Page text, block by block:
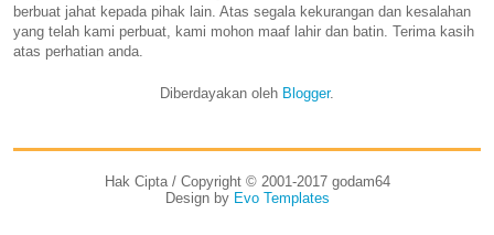
berbuat jahat kepada pihak lain. Atas segala kekurangan dan kesalahan
yang telah kami perbuat, kami mohon maaf lahir dan batin. Terima kasih
atas perhatian anda.
Diberdayakan oleh Blogger.
Hak Cipta / Copyright © 2001-2017 godam64
Design by Evo Templates